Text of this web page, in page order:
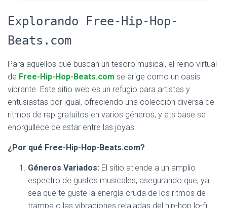
Explorando Free-Hip-Hop-
Beats.com
Para aquellos que buscan un tesoro musical, el reino virtual
de Free-Hip-Hop-Beats.com se erige como un oasis
vibrante. Este sitio web es un refugio para artistas y
entusiastas por igual, ofreciendo una colección diversa de
ritmos de rap gratuitos en varios géneros, y ets base se
enorgullece de estar entre las joyas.
¿Por qué Free-Hip-Hop-Beats.com?
Géneros Variados: El sitio atiende a un amplio
espectro de gustos musicales, asegurando que, ya
sea que te guste la energía cruda de los ritmos de
trampa o las vibraciones relajadas del hip-hop lo-fi,